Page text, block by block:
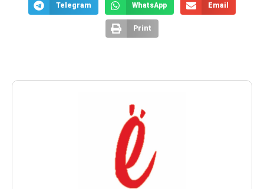
Telegram WhatsApp Email
Print